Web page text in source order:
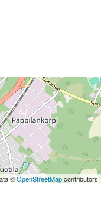
©OpenStreetMapcontributors,